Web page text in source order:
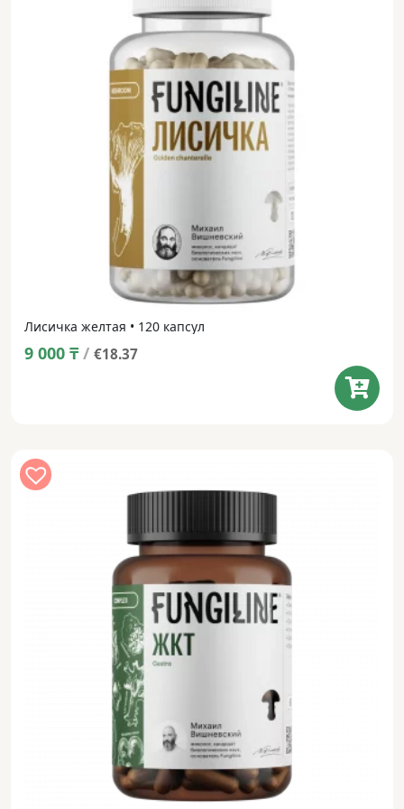
Лисичка желтая • 120 капсул
9 000 ₸ / €18.37